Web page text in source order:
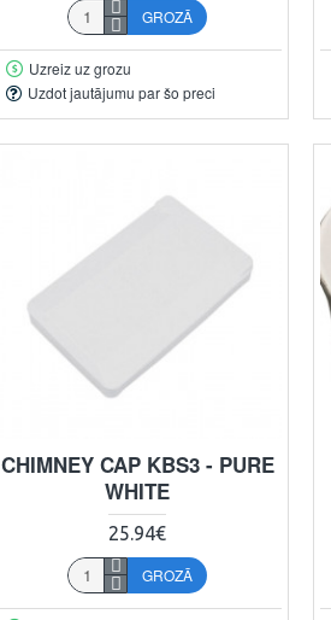
GROZĀ
Uzreiz uz grozu
Uzdot jautājumu par šo preci
CHIMNEY CAP KBS3 - PURE
WHITE
25.94€
GROZĀ